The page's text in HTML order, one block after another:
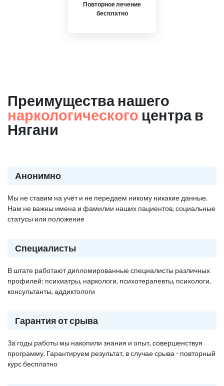
Повторное лечение
бесплатно
Преимущества нашего
наркологического центра в
Нягани
Анонимно
Мы не ставим на учёт и не передаем никому никакие данные.
Нам не важны имена и фамилии наших пациентов, социальные
статусы или положение
Специалисты
В штате работают дипломированные специалисты различных
профилей: психиатры, наркологи, психотерапевты, психологи,
консультанты, аддиктологи
Гарантия от срыва
За годы работы мы накопили знания и опыт, совершенствуя
программу. Гарантируем результат, в случае срыва - повторный
курс бесплатно